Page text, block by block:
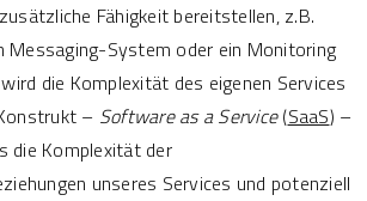
Fähigkeit bereitstellen, z.B.
Messaging-System oder ein Monitoring
die Komplexität des eigenen Services
– Software as a Service(SaaS) –
die Komplexität der
unseres Services und potenziell